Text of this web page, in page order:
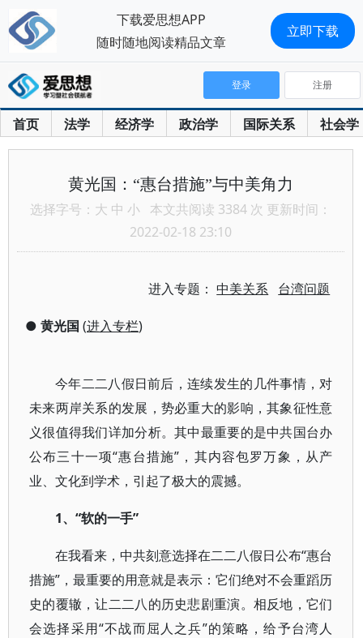
首页 法学 经济学 政治学 国际关系 社会学
登录 注册
黄光国：“惠台措施”与中美角力
选择字号： 大 中 小 本文共阅读 3384 次 更新时间：
2022-02-18 23:10
进入专题：中美关系 台湾问题
● 黄光国 (进入专栏)
今年二二八假日前后，连续发生的几件事情，对
未来两岸关系的发展，势必重大的影响，其象征性意
义很值得我们详加分析。其中最重要的是中共国台办
公布三十一项“惠台措施”，其内容包罗万象，从产
业、文化到学术，引起了极大的震撼。
1、“软的一手”
在我看来，中共刻意选择在二二八假日公布“惠台
措施”，最重要的用意就是表示：它们绝对不会重蹈历
史的覆辙，让二二八的历史悲剧重演。相反地，它们
会选择采用“不战而屈人之兵”的策略，给予台湾人
下载爱思想APP
随时随地阅读精品文章
立即下载